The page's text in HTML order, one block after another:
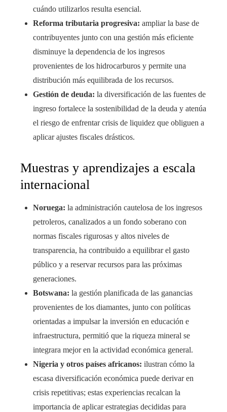
cuándo utilizarlos resulta esencial.
Reforma tributaria progresiva: ampliar la base de
contribuyentes junto con una gestión más eficiente
disminuye la dependencia de los ingresos
provenientes de los hidrocarburos y permite una
distribución más equilibrada de los recursos.
Gestión de deuda: la diversificación de las fuentes de
ingreso fortalece la sostenibilidad de la deuda y atenúa
el riesgo de enfrentar crisis de liquidez que obliguen a
aplicar ajustes fiscales drásticos.
Muestras y aprendizajes a escala
internacional
Noruega: la administración cautelosa de los ingresos
petroleros, canalizados a un fondo soberano con
normas fiscales rigurosas y altos niveles de
transparencia, ha contribuido a equilibrar el gasto
público y a reservar recursos para las próximas
generaciones.
Botswana: la gestión planificada de las ganancias
provenientes de los diamantes, junto con políticas
orientadas a impulsar la inversión en educación e
infraestructura, permitió que la riqueza mineral se
integrara mejor en la actividad económica general.
Nigeria y otros países africanos: ilustran cómo la
escasa diversificación económica puede derivar en
crisis repetitivas; estas experiencias recalcan la
importancia de aplicar estrategias decididas para